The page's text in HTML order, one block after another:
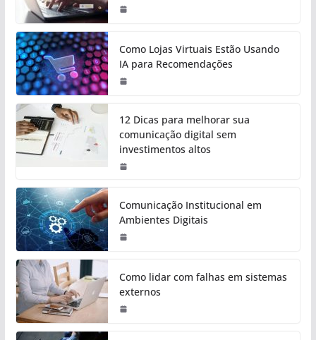
Como Lojas Virtuais Estão Usando
IA para Recomendações
12 Dicas para melhorar sua
comunicação digital sem
investimentos altos
Comunicação Institucional em
Ambientes Digitais
Como lidar com falhas em sistemas
externos